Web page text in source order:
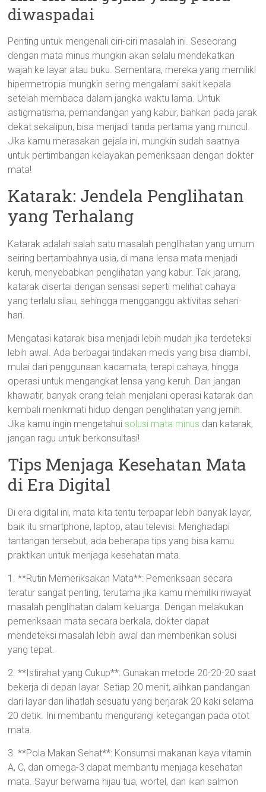
diwaspadai
Penting untuk mengenali ciri-ciri masalah ini. Seseorang
dengan mata minus mungkin akan selalu mendekatkan
wajah ke layar atau buku. Sementara, mereka yang memiliki
hipermetropia mungkin sering mengalami sakit kepala
setelah membaca dalam jangka waktu lama. Untuk
astigmatisma, pemandangan yang kabur, bahkan pada jarak
dekat sekalipun, bisa menjadi tanda pertama yang muncul.
Jika kamu merasakan gejala ini, mungkin sudah saatnya
untuk pertimbangan kelayakan pemeriksaan dengan dokter
mata!
Katarak: Jendela Penglihatan
yang Terhalang
Katarak adalah salah satu masalah penglihatan yang umum
seiring bertambahnya usia, di mana lensa mata menjadi
keruh, menyebabkan penglihatan yang kabur. Tak jarang,
katarak disertai dengan sensasi seperti melihat cahaya
yang terlalu silau, sehingga mengganggu aktivitas sehari-
hari.
Mengatasi katarak bisa menjadi lebih mudah jika terdeteksi
lebih awal. Ada berbagai tindakan medis yang bisa diambil,
mulai dari penggunaan kacamata, terapi cahaya, hingga
operasi untuk mengangkat lensa yang keruh. Dan jangan
khawatir, banyak orang telah menjalani operasi katarak dan
kembali menikmati hidup dengan penglihatan yang jernih.
Jika kamu ingin mengetahui solusi mata minus dan katarak,
jangan ragu untuk berkonsultasi!
Tips Menjaga Kesehatan Mata
di Era Digital
Di era digital ini, mata kita tentu terpapar lebih banyak layar,
baik itu smartphone, laptop, atau televisi. Menghadapi
tantangan tersebut, ada beberapa tips yang bisa kamu
praktikan untuk menjaga kesehatan mata.
1. **Rutin Memeriksakan Mata**: Pemeriksaan secara
teratur sangat penting, terutama jika kamu memiliki riwayat
masalah penglihatan dalam keluarga. Dengan melakukan
pemeriksaan mata secara berkala, dokter dapat
mendeteksi masalah lebih awal dan memberikan solusi
yang tepat.
2. **Istirahat yang Cukup**: Gunakan metode 20-20-20 saat
bekerja di depan layar. Setiap 20 menit, alihkan pandangan
dari layar dan lihatlah sesuatu yang berjarak 20 kaki selama
20 detik. Ini membantu mengurangi ketegangan pada otot
mata.
3. **Pola Makan Sehat**: Konsumsi makanan kaya vitamin
A, C, dan omega-3 dapat membantu menjaga kesehatan
mata. Sayur berwarna hijau tua, wortel, dan ikan salmon